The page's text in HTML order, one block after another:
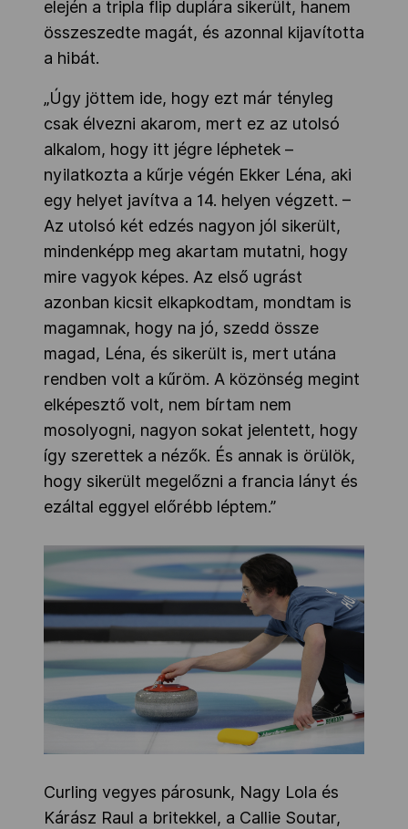
elején a tripla flip duplára sikerült, hanem
összeszedte magát, és azonnal kijavította
a hibát.
„Úgy jöttem ide, hogy ezt már tényleg
csak élvezni akarom, mert ez az utolsó
alkalom, hogy itt jégre léphetek –
nyilatkozta a kűrje végén Ekker Léna, aki
egy helyet javítva a 14. helyen végzett. –
Az utolsó két edzés nagyon jól sikerült,
mindenképp meg akartam mutatni, hogy
mire vagyok képes. Az első ugrást
azonban kicsit elkapkodtam, mondtam is
magamnak, hogy na jó, szedd össze
magad, Léna, és sikerült is, mert utána
rendben volt a kűröm. A közönség megint
elképesztő volt, nem bírtam nem
mosolyogni, nagyon sokat jelentett, hogy
így szerettek a nézők. És annak is örülök,
hogy sikerült megelőzni a francia lányt és
ezáltal eggyel előrébb léptem.”
Curling vegyes párosunk, Nagy Lola és
Kárász Raul a britekkel, a Callie Soutar,